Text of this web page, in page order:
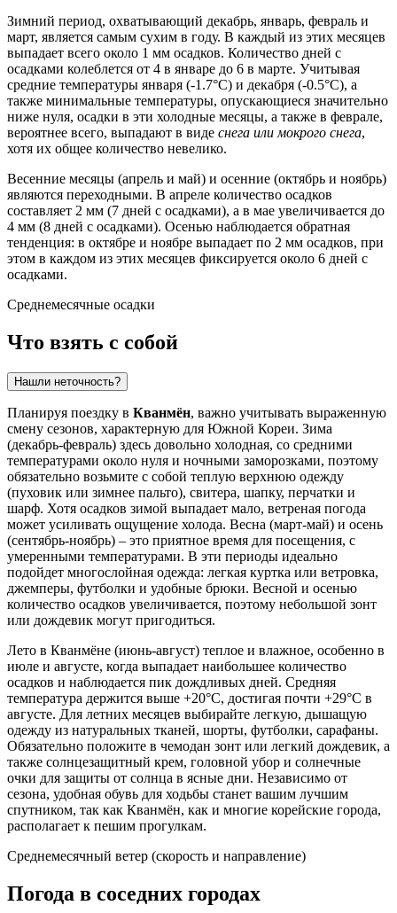
Зимний период, охватывающий декабрь, январь, февраль и
март, является самым сухим в году. В каждый из этих месяцев
выпадает всего около 1 мм осадков. Количество дней с
осадками колеблется от 4 в январе до 6 в марте. Учитывая
средние температуры января (-1.7°C) и декабря (-0.5°C), а
также минимальные температуры, опускающиеся значительно
ниже нуля, осадки в эти холодные месяцы, а также в феврале,
вероятнее всего, выпадают в виде снега или мокрого снега,
хотя их общее количество невелико.
Весенние месяцы (апрель и май) и осенние (октябрь и ноябрь)
являются переходными. В апреле количество осадков
составляет 2 мм (7 дней с осадками), а в мае увеличивается до
4 мм (8 дней с осадками). Осенью наблюдается обратная
тенденция: в октябре и ноябре выпадает по 2 мм осадков, при
этом в каждом из этих месяцев фиксируется около 6 дней с
осадками.
Среднемесячные осадки
Что взять с собой
Нашли неточность?
Планируя поездку в Кванмён, важно учитывать выраженную
смену сезонов, характерную для Южной Кореи. Зима
(декабрь-февраль) здесь довольно холодная, со средними
температурами около нуля и ночными заморозками, поэтому
обязательно возьмите с собой теплую верхнюю одежду
(пуховик или зимнее пальто), свитера, шапку, перчатки и
шарф. Хотя осадков зимой выпадает мало, ветреная погода
может усиливать ощущение холода. Весна (март-май) и осень
(сентябрь-ноябрь) – это приятное время для посещения, с
умеренными температурами. В эти периоды идеально
подойдет многослойная одежда: легкая куртка или ветровка,
джемперы, футболки и удобные брюки. Весной и осенью
количество осадков увеличивается, поэтому небольшой зонт
или дождевик могут пригодиться.
Лето в Кванмёне (июнь-август) теплое и влажное, особенно в
июле и августе, когда выпадает наибольшее количество
осадков и наблюдается пик дождливых дней. Средняя
температура держится выше +20°C, достигая почти +29°C в
августе. Для летних месяцев выбирайте легкую, дышащую
одежду из натуральных тканей, шорты, футболки, сарафаны.
Обязательно положите в чемодан зонт или легкий дождевик, а
также солнцезащитный крем, головной убор и солнечные
очки для защиты от солнца в ясные дни. Независимо от
сезона, удобная обувь для ходьбы станет вашим лучшим
спутником, так как Кванмён, как и многие корейские города,
располагает к пешим прогулкам.
Среднемесячный ветер (скорость и направление)
Погода в соседних городах